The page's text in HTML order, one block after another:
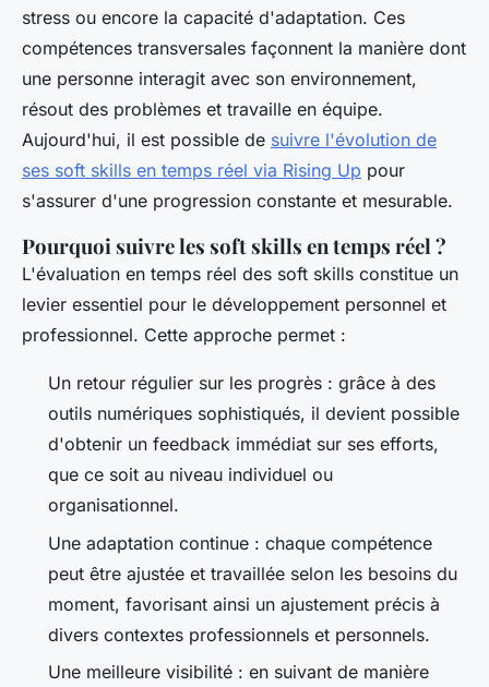
stress ou encore la capacité d'adaptation. Ces
compétences transversales façonnent la manière dont
une personne interagit avec son environnement,
résout des problèmes et travaille en équipe.
Aujourd'hui, il est possible de suivre l'évolution de
ses soft skills en temps réel via Rising Up pour
s'assurer d'une progression constante et mesurable.
Pourquoi suivre les soft skills en temps réel ?
L'évaluation en temps réel des soft skills constitue un
levier essentiel pour le développement personnel et
professionnel. Cette approche permet :
Un retour régulier sur les progrès : grâce à des
outils numériques sophistiqués, il devient possible
d'obtenir un feedback immédiat sur ses efforts,
que ce soit au niveau individuel ou
organisationnel.
Une adaptation continue : chaque compétence
peut être ajustée et travaillée selon les besoins du
moment, favorisant ainsi un ajustement précis à
divers contextes professionnels et personnels.
Une meilleure visibilité : en suivant de manière